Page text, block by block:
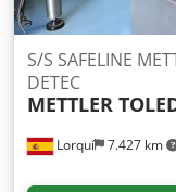
Lorquí 7.427 km
S/S SAFELINE
DETEC
METTLER